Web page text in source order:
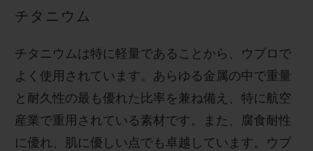
チタニウム
チタニウムは特に軽量であることから、ウブロで
よく使用されています。あらゆる金属の中で重量
と耐久性の最も優れた比率を兼ね備え、特に航空
産業で重用されている素材です。また、腐食耐性
に優れ、肌に優しい点でも卓越しています。ウブ